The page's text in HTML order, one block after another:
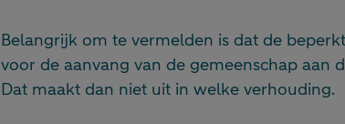
Belangrijk om te vermelden is dat de
voor de aanvang van de gemeenschap aan
Dat maakt dan niet uit in welke verhouding.